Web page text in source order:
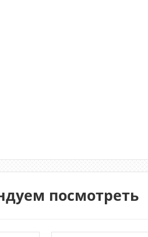
посмотреть